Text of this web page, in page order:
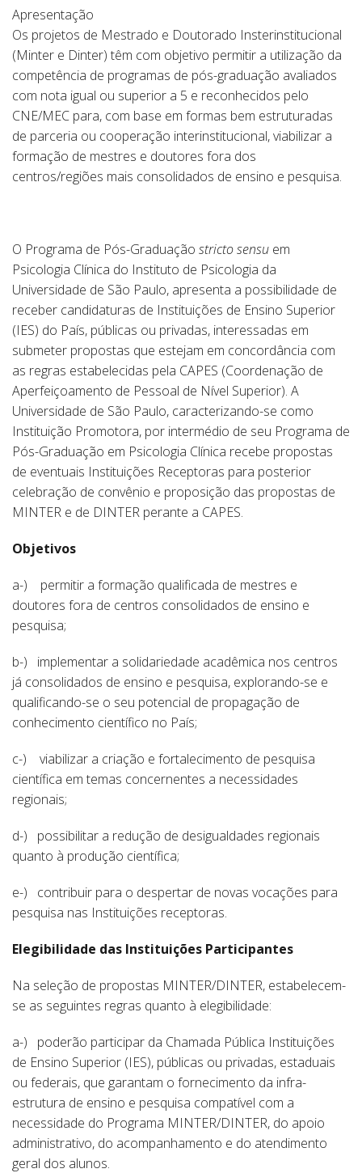
Apresentação
Os projetos de Mestrado e Doutorado Insterinstitucional
(Minter e Dinter) têm com objetivo permitir a utilização da
competência de programas de pós-graduação avaliados
com nota igual ou superior a 5 e reconhecidos pelo
CNE/MEC para, com base em formas bem estruturadas
de parceria ou cooperação interinstitucional, viabilizar a
formação de mestres e doutores fora dos
centros/regiões mais consolidados de ensino e pesquisa.
O Programa de Pós-Graduação stricto sensu em
Psicologia Clínica do Instituto de Psicologia da
Universidade de São Paulo, apresenta a possibilidade de
receber candidaturas de Instituições de Ensino Superior
(IES) do País, públicas ou privadas, interessadas em
submeter propostas que estejam em concordância com
as regras estabelecidas pela CAPES (Coordenação de
Aperfeiçoamento de Pessoal de Nível Superior). A
Universidade de São Paulo, caracterizando-se como
Instituição Promotora, por intermédio de seu Programa de
Pós-Graduação em Psicologia Clínica recebe propostas
de eventuais Instituições Receptoras para posterior
celebração de convênio e proposição das propostas de
MINTER e de DINTER perante a CAPES.
Objetivos
a-) permitir a formação qualificada de mestres e
doutores fora de centros consolidados de ensino e
pesquisa;
b-) implementar a solidariedade acadêmica nos centros
já consolidados de ensino e pesquisa, explorando-se e
qualificando-se o seu potencial de propagação de
conhecimento científico no País;
c-) viabilizar a criação e fortalecimento de pesquisa
científica em temas concernentes a necessidades
regionais;
d-) possibilitar a redução de desigualdades regionais
quanto à produção científica;
e-) contribuir para o despertar de novas vocações para
pesquisa nas Instituições receptoras.
Elegibilidade das Instituições Participantes
Na seleção de propostas MINTER/DINTER, estabelecem-
se as seguintes regras quanto à elegibilidade:
a-) poderão participar da Chamada Pública Instituições
de Ensino Superior (IES), públicas ou privadas, estaduais
ou federais, que garantam o fornecimento da infra-
estrutura de ensino e pesquisa compatível com a
necessidade do Programa MINTER/DINTER, do apoio
administrativo, do acompanhamento e do atendimento
geral dos alunos.